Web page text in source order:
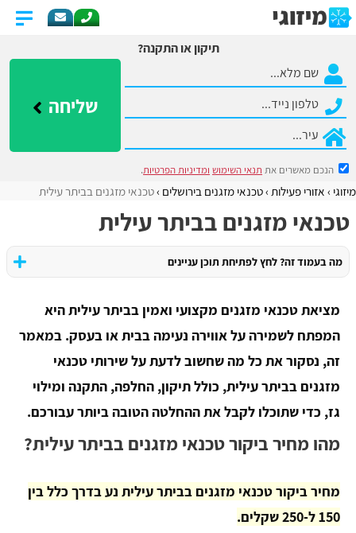
תיקון או התקנה?
שליחה
הנכם מאשרים את תנאי השימוש ומדיניות הפרטיות.
מיזוגי אזורי פעילות ​טכנאי מזגנים בירושלים טכנאי מזגנים בביתר עילית
טכנאי מזגנים בביתר עילית
מה בעמוד זה? לחץ לפתיחת תוכן עניינים
מציאת טכנאי מזגנים מקצועי ואמין בביתר עילית היא
המפתח לשמירה על אווירה נעימה בבית או בעסק. במאמר
זה, נסקור את כל מה שחשוב לדעת על שירותי טכנאי
מזגנים בביתר עילית, כולל תיקון, החלפה, התקנה ומילוי
גז, כדי שתוכלו לקבל את ההחלטה הטובה ביותר עבורכם.
מהו מחיר ביקור טכנאי מזגנים בביתר עילית?
מחיר ביקור טכנאי מזגנים בביתר עילית נע בדרך כלל בין
150 ל-250 שקלים.